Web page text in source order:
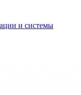
и системы